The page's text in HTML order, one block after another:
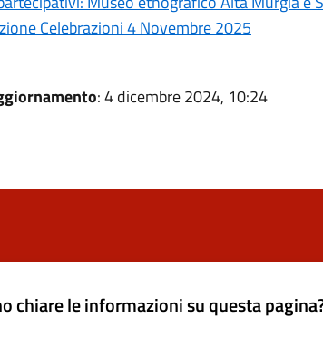
Celebrazioni 4 Novembre 2025
: 4 dicembre 2024, 10:24
chiare le informazioni su questa